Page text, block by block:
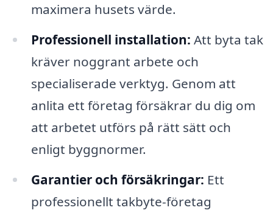
maximera husets värde.
Professionell installation: Att byta tak
kräver noggrant arbete och
specialiserade verktyg. Genom att
anlita ett företag försäkrar du dig om
att arbetet utförs på rätt sätt och
enligt byggnormer.
Garantier och försäkringar: Ett
professionellt takbyte-företag